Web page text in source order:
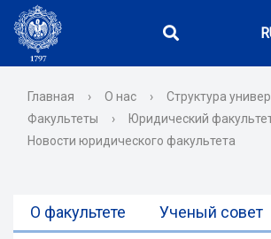
Главная › О нас › Структура
Факультеты
› Юридический
Новости юридического факультета
О факультете Ученый совет